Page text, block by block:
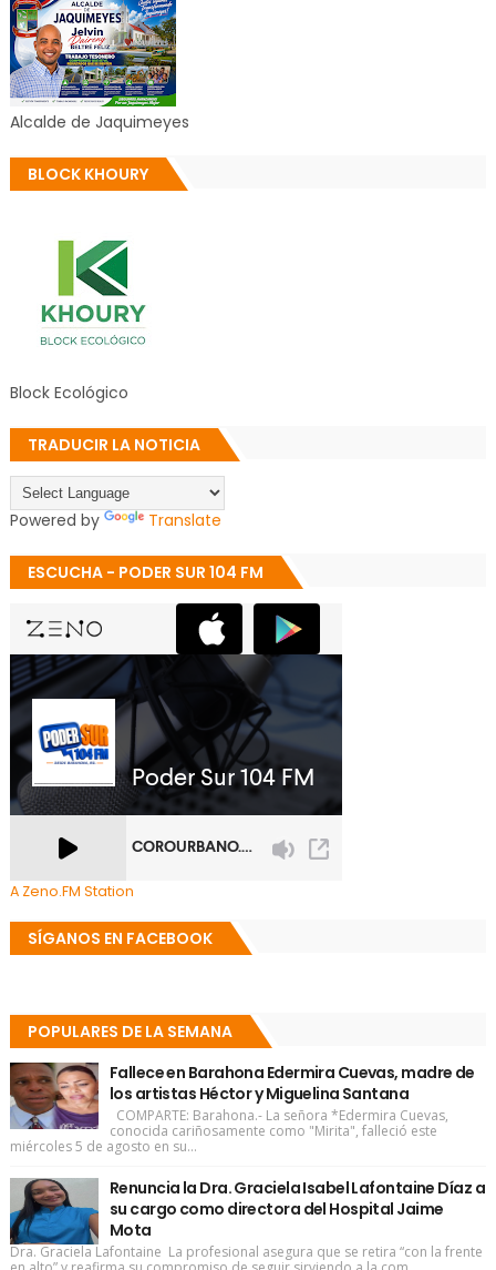
Alcalde de Jaquimeyes
BLOCK KHOURY
Block Ecológico
TRADUCIR LA NOTICIA
Powered by Translate
ESCUCHA - PODER SUR 104 FM
A Zeno.FM Station
SÍGANOS EN FACEBOOK
POPULARES DE LA SEMANA
Fallece en Barahona Edermira Cuevas, madre de
los artistas Héctor y Miguelina Santana
COMPARTE: Barahona.- La señora *Edermira Cuevas,
conocida cariñosamente como "Mirita", falleció este
miércoles 5 de agosto en su...
Renuncia la Dra. Graciela Isabel Lafontaine Díaz a
su cargo como directora del Hospital Jaime
Mota
Dra. Graciela Lafontaine La profesional asegura que se retira “con la frente